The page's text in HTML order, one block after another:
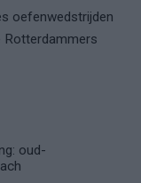
oefenwedstrijden
Rotterdammers
oud-